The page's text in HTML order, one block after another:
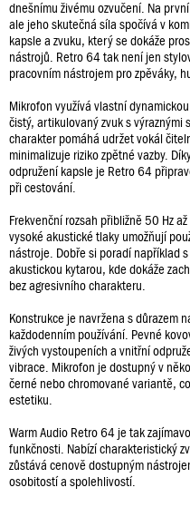
dnešnímu živému ozvučení. Na
ale jeho skutečná síla spočívá v
kapsle a zvuku, který se dokáže
nástrojů. Retro 64 tak není jen
pracovním nástrojem pro zpěváky,
Mikrofon využívá vlastní
čistý, artikulovaný zvuk s výraznými
charakter pomáhá udržet vokál
minimalizuje riziko zpětné vazby.
odpružení kapsle je Retro 64
při cestování.
Frekvenční rozsah přibližně 50 Hz
vysoké akustické tlaky umožňují
nástroje. Dobře si poradí například
akustickou kytarou, kde dokáže
bez agresivního charakteru.
Konstrukce je navržena s důrazem
každodenním používání. Pevné
živých vystoupeních a vnitřní
vibrace. Mikrofon je dostupný v
černé nebo chromované variantě,
estetiku.
Warm Audio Retro 64 je tak
funkčnosti. Nabízí charakteristický
zůstává cenově dostupným
osobitostí a spolehlivostí.